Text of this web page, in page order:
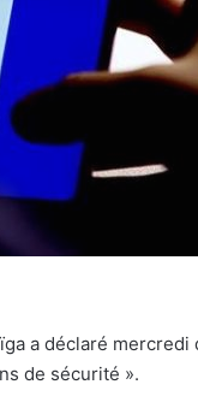
a déclaré
de sécurité ».